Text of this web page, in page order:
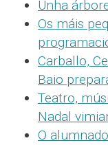
Unha
Os máis
Carballo,
Baio
Teatro,
Nadal
O